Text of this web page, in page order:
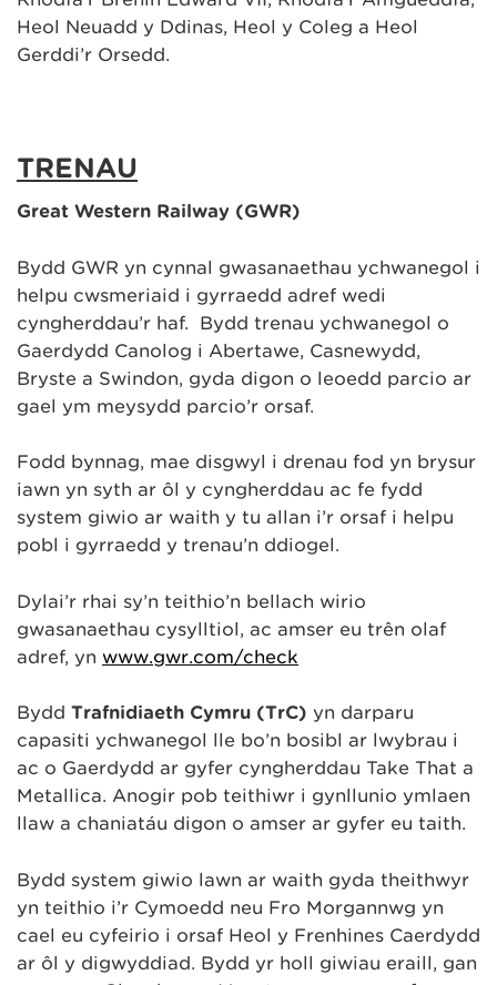
Heol Neuadd y Ddinas, Heol y Coleg a Heol
Gerddi’r Orsedd.
TRENAU
Great Western Railway (GWR)
Bydd GWR yn cynnal gwasanaethau ychwanegol i
helpu cwsmeriaid i gyrraedd adref wedi
cyngherddau’r haf. Bydd trenau ychwanegol o
Gaerdydd Canolog i Abertawe, Casnewydd,
Bryste a Swindon, gyda digon o leoedd parcio ar
gael ym meysydd parcio’r orsaf.
Fodd bynnag, mae disgwyl i drenau fod yn brysur
iawn yn syth ar ôl y cyngherddau ac fe fydd
system giwio ar waith y tu allan i’r orsaf i helpu
pobl i gyrraedd y trenau’n ddiogel.
Dylai’r rhai sy’n teithio’n bellach wirio
gwasanaethau cysylltiol, ac amser eu trên olaf
adref, yn www.gwr.com/check
Bydd Trafnidiaeth Cymru (TrC) yn darparu
capasiti ychwanegol lle bo’n bosibl ar lwybrau i
ac o Gaerdydd ar gyfer cyngherddau Take That a
Metallica. Anogir pob teithiwr i gynllunio ymlaen
llaw a chaniatáu digon o amser ar gyfer eu taith.
Bydd system giwio lawn ar waith gyda theithwyr
yn teithio i’r Cymoedd neu Fro Morgannwg yn
cael eu cyfeirio i orsaf Heol y Frenhines Caerdydd
ar ôl y digwyddiad. Bydd yr holl giwiau eraill, gan